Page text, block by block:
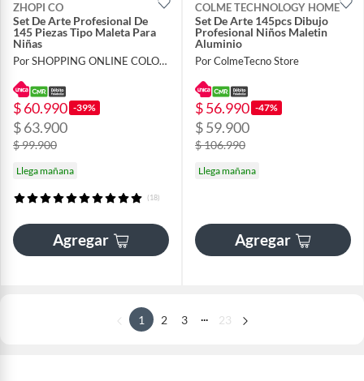
ZHOPI CO
Set De Arte Profesional De
145 Piezas Tipo Maleta Para
Niñas
Por SHOPPING ONLINE COLOMBIA SAS
$ 60.990 -39%
$ 63.900
$ 99.900
Llega mañana
(18)
Agregar
COLME TECHNOLOGY HOME
Set De Arte 145pcs Dibujo
Profesional Niños Maletin
Aluminio
Por ColmeTecno Store
$ 56.990 -47%
$ 59.900
$ 106.990
Llega mañana
Agregar
1 2 3 ... 23